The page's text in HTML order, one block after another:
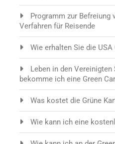
Programm zur Befreiung
Verfahren für Reisende
Wie erhalten Sie die USA
Leben in den
bekomme ich eine Green
Was kostet die Grüne
Wie kann ich eine